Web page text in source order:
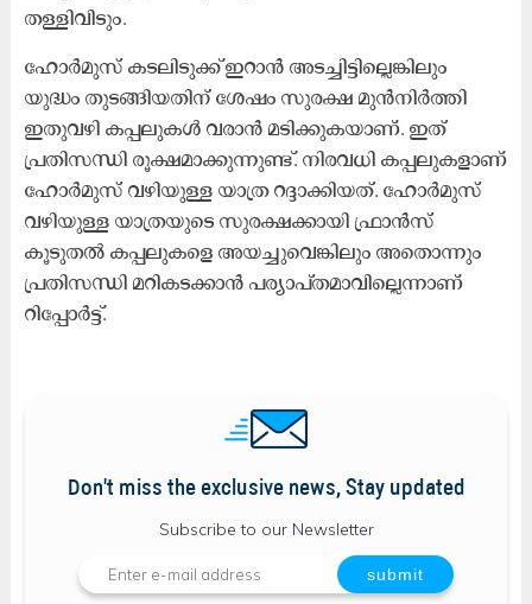
തള്ളിവിടും.
​ഹോർമുസ് കടലിടുക്ക് ഇറാൻ അടച്ചിട്ടില്ലെങ്കിലും
യുദ്ധം തുടങ്ങിയതിന് ശേഷം സുരക്ഷ മുൻനിർത്തി
ഇതുവഴി കപ്പലുകൾ വരാൻ മടിക്കുകയാണ്. ഇത്
പ്രതിസന്ധി രൂക്ഷമാക്കുന്നുണ്ട്. നിരവധി കപ്പലുകളാണ്
ഹോർമുസ് വഴിയുള്ള യാത്ര റദ്ദാക്കിയത്. ഹോർമുസ്
വഴിയുള്ള യാത്രയുടെ സുരക്ഷക്കായി ഫ്രാൻസ്
കൂടുതൽ കപ്പലുകളെ അയച്ചുവെങ്കിലും അതൊന്നും
പ്രതിസന്ധി മറികടക്കാൻ പര്യാപ്തമാവില്ലെന്നാണ്
റിപ്പോർട്ട്.
Don't miss the exclusive news, Stay updated
Subscribe to our Newsletter